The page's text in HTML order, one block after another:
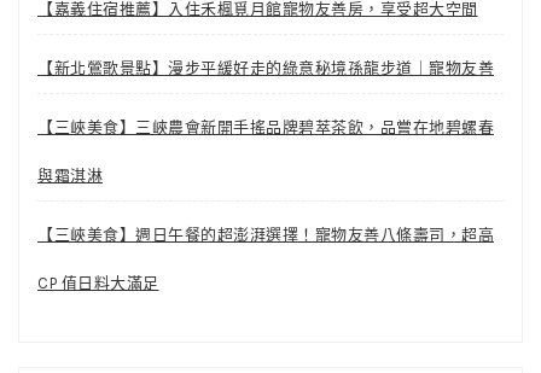
【嘉義住宿推薦】入住禾楓覓月館寵物友善房，享受超大空間
【新北鶯歌景點】漫步平緩好走的綠意秘境孫龍步道｜寵物友善
【三峽美食】三峽農會新開手搖品牌碧萃茶飲，品嘗在地碧螺春
與霜淇淋
【三峽美食】週日午餐的超澎湃選擇！寵物友善八條壽司，超高
CP 值日料大滿足